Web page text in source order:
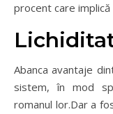
procent care
Abanca avantaje
sistem, în mod
romanul lor.Dar a